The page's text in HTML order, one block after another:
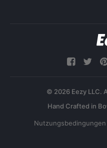
© 2026 Eezy LLC.
Nutzungsbedingungen